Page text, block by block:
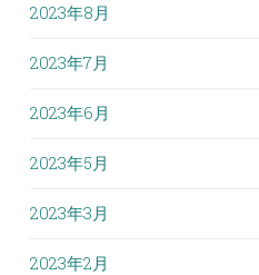
2023年8月
2023年7月
2023年6月
2023年5月
2023年3月
2023年2月